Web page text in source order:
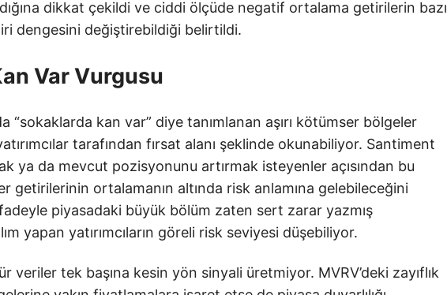
dikkat çekildi ve ciddi ölçüde negatif ortalama getirilerin bazı
dengesini değiştirebildiği belirtildi.
Var Vurgusu
“sokaklarda kan var” diye tanımlanan aşırı kötümser bölgeler
tarafından fırsat alanı şeklinde okunabiliyor. Santiment
ya da mevcut pozisyonunu artırmak isteyenler açısından bu
getirilerinin ortalamanın altında risk anlamına gelebileceğini
piyasadaki büyük bölüm zaten sert zarar yazmış
yapan yatırımcıların göreli risk seviyesi düşebiliyor.
veriler tek başına kesin yön sinyali üretmiyor. MVRV’deki zayıflık